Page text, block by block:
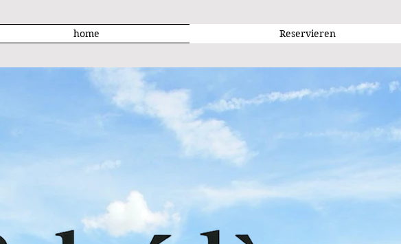
home Reservieren